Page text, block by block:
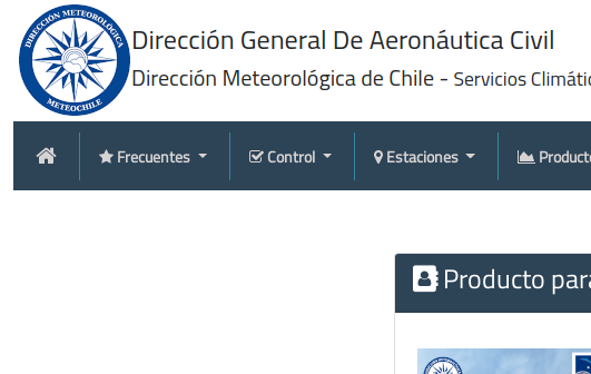
Frecuentes Control Estaciones
Producto